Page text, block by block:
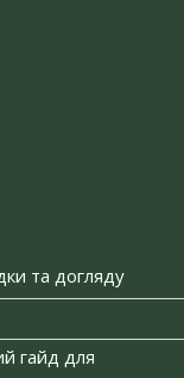
та догляду
гайд для